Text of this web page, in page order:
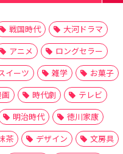
戦国時代
大河ドラマ
アニメ
ロングセラー
イーツ 雑学
お菓子
時代劇
テレビ
明治時代
徳川家康
茶 デザイン
文房具